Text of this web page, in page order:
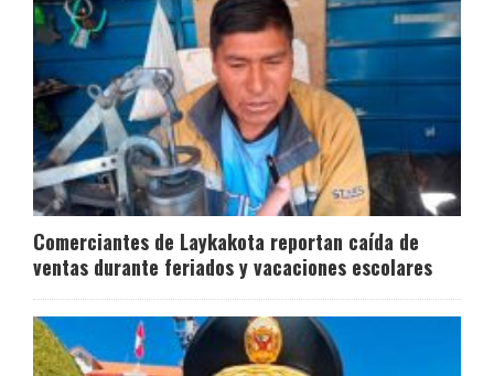
Comerciantes de Laykakota reportan caída de
ventas durante feriados y vacaciones escolares